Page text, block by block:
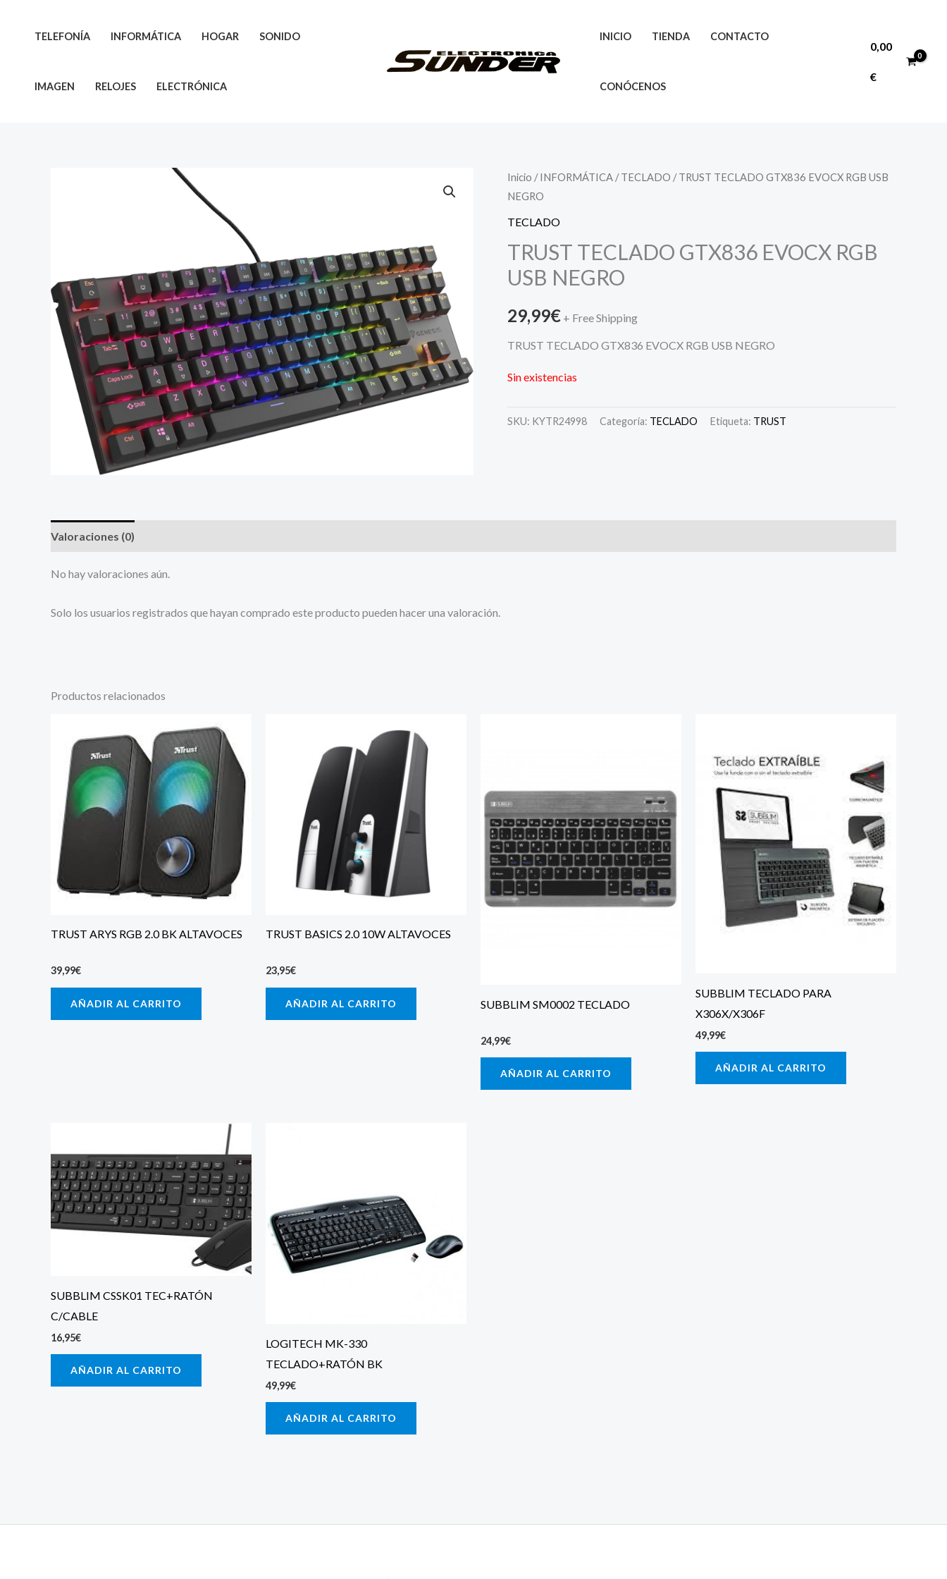
TELEFONÍA INFORMÁTICA HOGAR SONIDO
IMAGEN RELOJES ELECTRÓNICA
INICIO TIENDA CONTACTO
CONÓCENOS
0,00
€
Inicio /INFORMÁTICA /TECLADO / TRUST TECLADO GTX836 EVOCX RGB USB
NEGRO
TECLADO
TRUST TECLADO GTX836 EVOCX RGB
USB NEGRO
29,99€ + Free Shipping
TRUST TECLADO GTX836 EVOCX RGB USB NEGRO
Sin existencias
SKU: KYTR24998 Categoría: TECLADO Etiqueta: TRUST
Valoraciones (0)
No hay valoraciones aún.
Solo los usuarios registrados que hayan comprado este producto pueden hacer una valoración.
Productos relacionados
TRUST ARYS RGB 2.0 BK ALTAVOCES
39,99€
AÑADIR AL CARRITO
TRUST BASICS 2.0 10W ALTAVOCES
23,95€
AÑADIR AL CARRITO SUBBLIM SM0002 TECLADO
24,99€
AÑADIR AL CARRITO
SUBBLIM TECLADO PARA
X306X/X306F
49,99€
AÑADIR AL CARRITO
SUBBLIM CSSK01 TEC+RATÓN
C/CABLE
16,95€
AÑADIR AL CARRITO
LOGITECH MK-330
TECLADO+RATÓN BK
49,99€
AÑADIR AL CARRITO